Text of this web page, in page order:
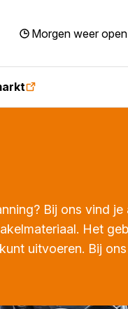
Morgen weer open
Bij ons vind je
Het
uitvoeren. Bij